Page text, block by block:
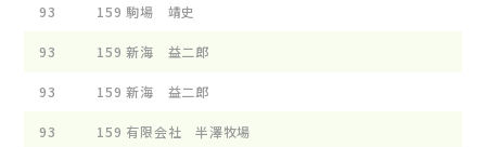
93 159 駒場 靖史
93 159 新海 益二郎
93 159 新海 益二郎
93 159 有限会社 半澤牧場